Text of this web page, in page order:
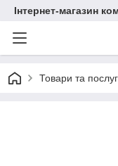
Інтернет-магазин
Товари та